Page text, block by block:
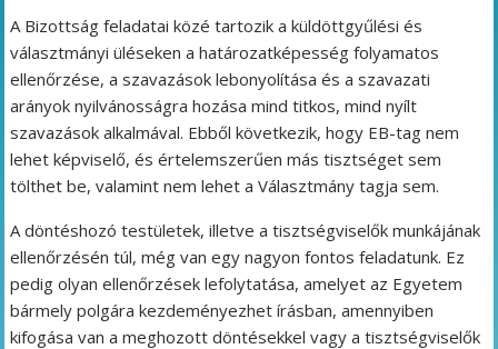
A Bizottság feladatai közé tartozik a küldöttgyűlési és
választmányi üléseken a határozatképesség folyamatos
ellenőrzése, a szavazások lebonyolítása és a szavazati
arányok nyilvánosságra hozása mind titkos, mind nyílt
szavazások alkalmával. Ebből következik, hogy EB-tag nem
lehet képviselő, és értelemszerűen más tisztséget sem
tölthet be, valamint nem lehet a Választmány tagja sem.
A döntéshozó testületek, illetve a tisztségviselők munkájának
ellenőrzésén túl, még van egy nagyon fontos feladatunk. Ez
pedig olyan ellenőrzések lefolytatása, amelyet az Egyetem
bármely polgára kezdeményezhet írásban, amennyiben
kifogása van a meghozott döntésekkel vagy a tisztségviselők